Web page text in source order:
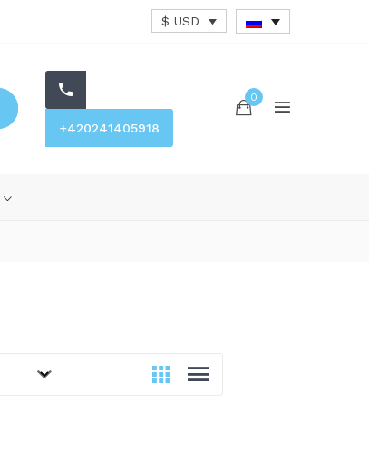
$ USD
+420241405918
0